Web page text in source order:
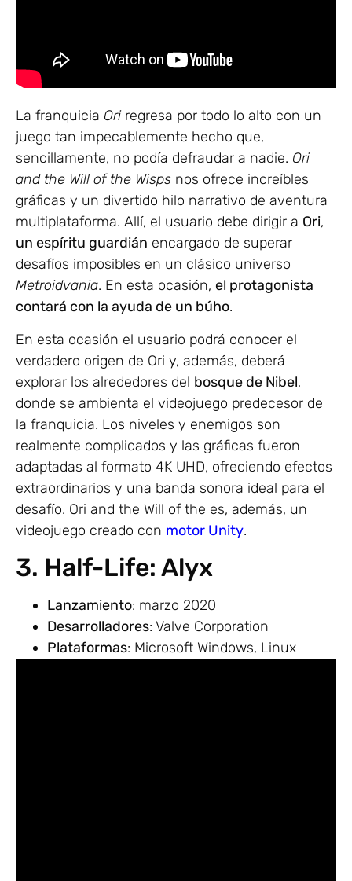
La franquicia Oriregresa por todo lo alto con un
juego tan impecablemente hecho que,
sencillamente, no podía defraudar a nadie. Ori
and the Will of the Wisps nos ofrece increíbles
gráficas y un divertido hilo narrativo de aventura
multiplataforma. Allí, el usuario debe dirigir a Ori,
un espíritu guardián encargado de superar
desafíos imposibles en un clásico universo
Metroidvania. En esta ocasión, el protagonista
contará con la ayuda de un búho.
En esta ocasión el usuario podrá conocer el
verdadero origen de Ori y, además, deberá
explorar los alrededores del bosque de Nibel,
donde se ambienta el videojuego predecesor de
la franquicia. Los niveles y enemigos son
realmente complicados y las gráficas fueron
adaptadas al formato 4K UHD, ofreciendo efectos
extraordinarios y una banda sonora ideal para el
desafío. Ori and the Will of the es, además, un
videojuego creado con motor Unity.
3. Half-Life: Alyx
Lanzamiento: marzo 2020
Desarrolladores: Valve Corporation
Plataformas: Microsoft Windows, Linux